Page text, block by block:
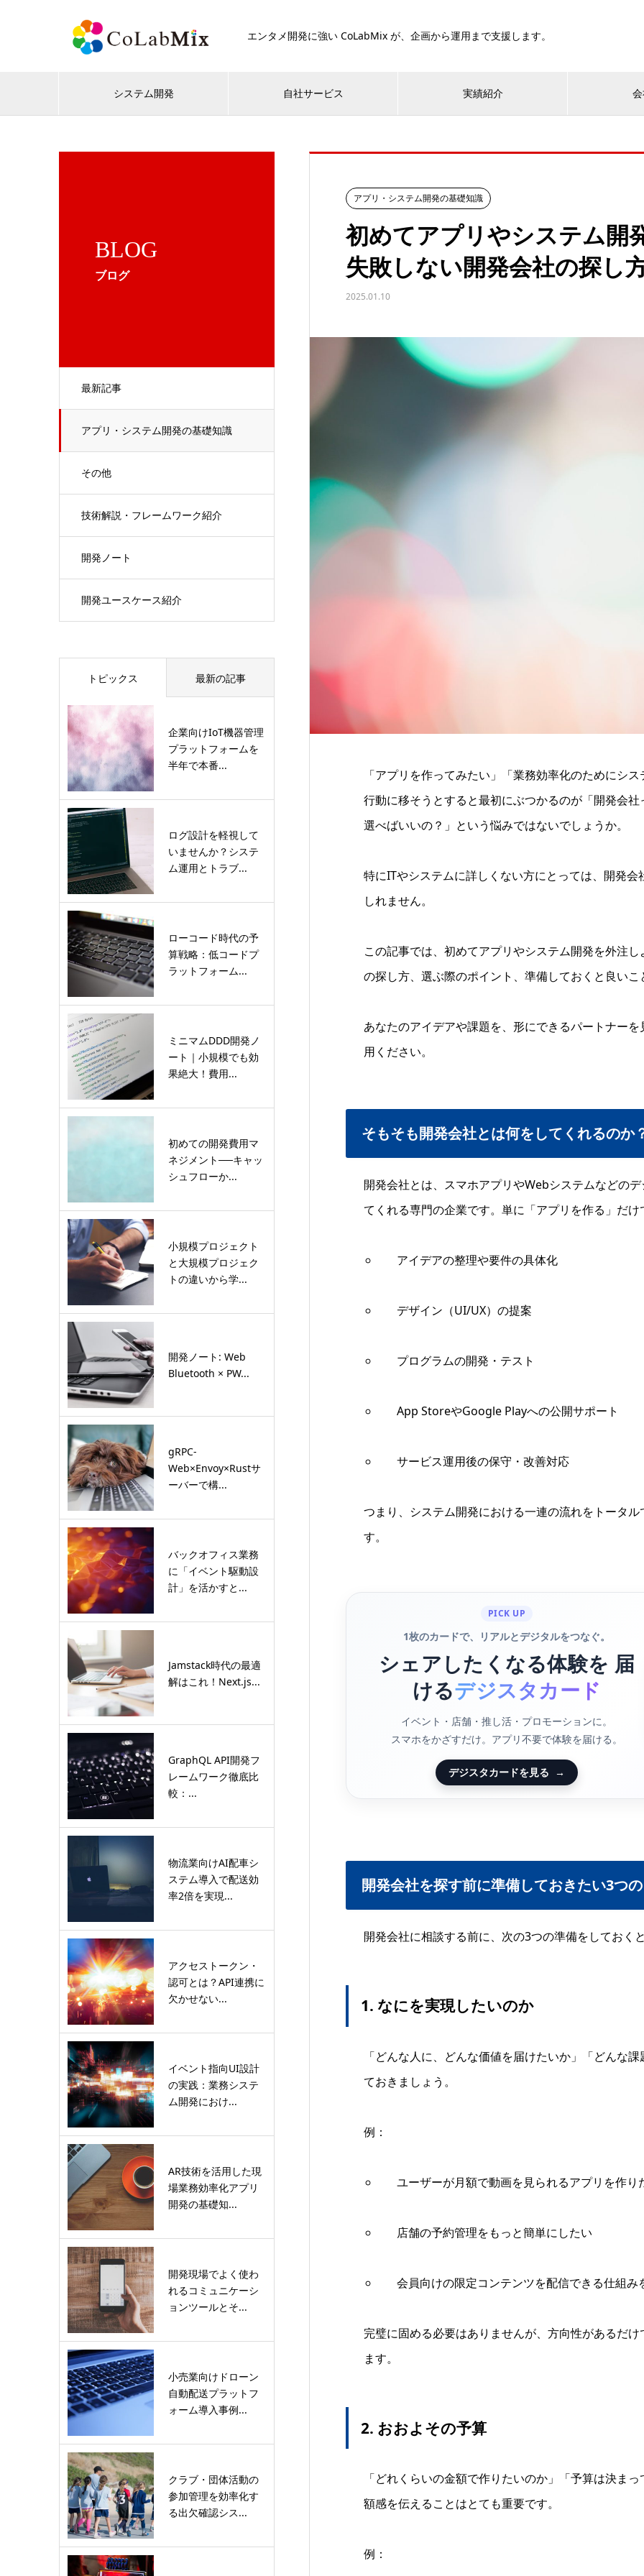
エンタメ開発に強い CoLabMix が、企画から運用まで支援します。
システム開発 自社サービス 実績紹介
BLOG
ブログ
最新記事
アプリ・システム開発の基礎知識
その他
技術解説・フレームワーク紹介
開発ノート
開発ユースケース紹介
アプリ・システム開発の基礎知識
初めてアプリやシステム開
失敗しない開発会社の探し
2025.01.10
「アプリを作ってみたい」「業務効率化のためにシ
行動に移そうとすると最初にぶつかるのが「開発会
選べばいいの？」という悩みではないでしょうか。
特にITやシステムに詳しくない方にとっては、開発
しれません。
この記事では、初めてアプリやシステム開発を外注
の探し方、選ぶ際のポイント、準備しておくと良い
あなたのアイデアや課題を、形にできるパートナー
用ください。
そもそも開発会社とは何をしてくれるのか
開発会社とは、スマホアプリやWebシステムなどの
てくれる専門の企業です。単に「アプリを作る」だ
アイデアの整理や要件の具体化
デザイン（UI/UX）の提案
プログラムの開発・テスト
App StoreやGoogle Playへの公開サポート
サービス運用後の保守・改善対応
つまり、システム開発における一連の流れをトータ
す。
PICK UP
1枚のカードで、リアルとデジタルをつなぐ。
シェアしたくなる体験を 届
けるデジスタカード
イベント・店舗・推し活・プロモーションに。
スマホをかざすだけ。アプリ不要で体験を届ける。
デジスタカードを見る →
開発会社を探す前に準備しておきたい3つ
開発会社に相談する前に、次の3つの準備をしておく
1. なにを実現したいのか
「どんな人に、どんな価値を届けたいか」「どんな
ておきましょう。
例：
ユーザーが月額で動画を見られるアプリを作り
店舗の予約管理をもっと簡単にしたい
会員向けの限定コンテンツを配信できる仕組み
完璧に固める必要はありませんが、方向性があるだ
ます。
2. おおよその予算
「どれくらいの金額で作りたいのか」「予算は決ま
額感を伝えることはとても重要です。
例：
トピックス 最新の記事
企業向けIoT機器管理
プラットフォームを
半年で本番...
ログ設計を軽視して
いませんか？システ
ム運用とトラブ...
ローコード時代の予
算戦略：低コードプ
ラットフォーム...
ミニマムDDD開発ノ
ート｜小規模でも効
果絶大！費用...
初めての開発費用マ
ネジメント──キャッ
シュフローか...
小規模プロジェクト
と大規模プロジェク
トの違いから学...
開発ノート: Web
Bluetooth × PW...
gRPC-
Web×Envoy×Rustサ
ーバーで構...
バックオフィス業務
に「イベント駆動設
計」を活かすと...
Jamstack時代の最適
解はこれ！Next.js...
GraphQL API開発フ
レームワーク徹底比
較：...
物流業向けAI配車シ
ステム導入で配送効
率2倍を実現...
アクセストークン・
認可とは？API連携に
欠かせない...
イベント指向UI設計
の実践：業務システ
ム開発におけ...
AR技術を活用した現
場業務効率化アプリ
開発の基礎知...
開発現場でよく使わ
れるコミュニケーシ
ョンツールとそ...
小売業向けドローン
自動配送プラットフ
ォーム導入事例...
クラブ・団体活動の
参加管理を効率化す
る出欠確認シス...